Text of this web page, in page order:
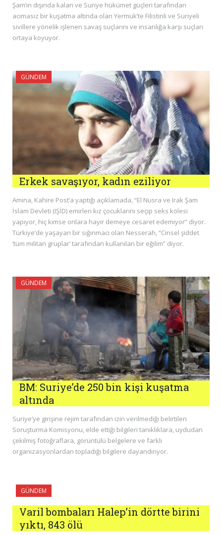
Şam’ın dışında kalan ve Suriye hükümet güçleri tarafından
acımasız bir kuşatma altında olan Yermük’te Filistinli ve Suriyeli
sivillere yönelik işlenen savaş suçlarını ve insanlığa karşı suçları
ortaya koyuyor.
GÜNDEM
Erkek savaşıyor, kadın eziliyor
Amina, Kahire Post’a yaptığı açıklamada, “El Nusra ve Irak Şam
İslam Devleti (IŞİD) emirleri kız çocuklarını seçip seks kölesi
yapıyor, hiç kimse onlara hayır demeye cesaret edemiyor” diyor.
Türkiye’de yaşayan bir sığınmacı olan Nesserah, “Cinsel şiddet
‘tüm militan gruplar’ tarafından kullanılan bir eğilim” diyor.
GÜNDEM
BM: Suriye’de 250 bin kişi kuşatma
altında
Suriye’ye girişine rejim tarafından izin verilmediği belirtilen
Soruşturma Komisyonu, elde ettiği bilgileri tanıklıklara, uydudan
çekilmiş fotoğraflara, görüntülü belgelere ve farklı
organizasyonlardan topladığı bilgilere dayandırıyor.
GÜNDEM
Varil bombaları Halep’in dörtte birini
yıktı, 843 ölü